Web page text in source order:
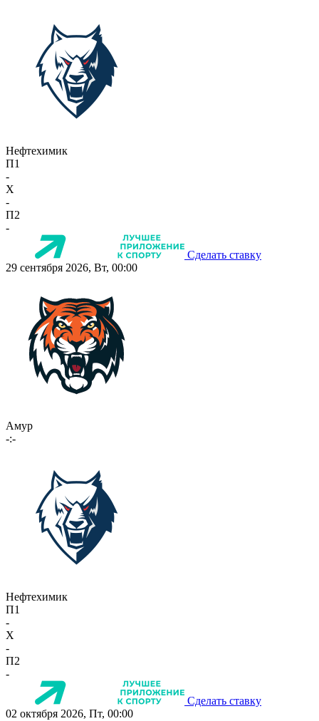
Нефтехимик
П1
-
X
-
П2
-
Сделать ставку
29 сентября 2026, Вт, 00:00
Амур
-:-
Нефтехимик
П1
-
X
-
П2
-
Сделать ставку
02 октября 2026, Пт, 00:00